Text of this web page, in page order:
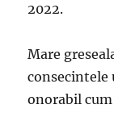
2022.
Mare
consecintele
onorabil cum